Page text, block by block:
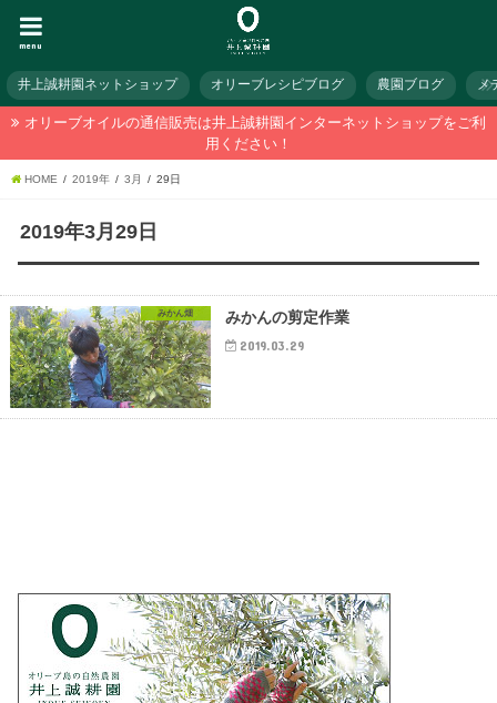
menu
井上誠耕園ネットショップ オリーブレシピブログ 農園ブログ メ
オリーブオイルの通信販売は井上誠耕園インターネットショップをご利
用ください！
HOME 2019年 3月 29日
2019年3月29日
みかん畑 みかんの剪定作業
2019.03.29